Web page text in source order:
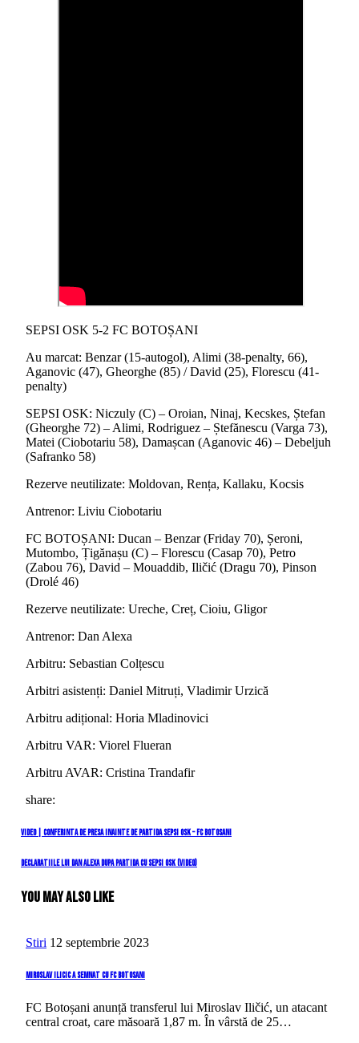
SEPSI OSK 5-2 FC BOTOȘANI
Au marcat: Benzar (15-autogol), Alimi (38-penalty, 66),
Aganovic (47), Gheorghe (85) / David (25), Florescu (41-
penalty)
SEPSI OSK: Niczuly (C) – Oroian, Ninaj, Kecskes, Ștefan
(Gheorghe 72) – Alimi, Rodriguez – Ștefănescu (Varga 73),
Matei (Ciobotariu 58), Damașcan (Aganovic 46) – Debeljuh
(Safranko 58)
Rezerve neutilizate: Moldovan, Rența, Kallaku, Kocsis
Antrenor: Liviu Ciobotariu
FC BOTOȘANI: Ducan – Benzar (Friday 70), Șeroni,
Mutombo, Țigănașu (C) – Florescu (Casap 70), Petro
(Zabou 76), David – Mouaddib, Iličić (Dragu 70), Pinson
(Drolé 46)
Rezerve neutilizate: Ureche, Creț, Cioiu, Gligor
Antrenor: Dan Alexa
Arbitru: Sebastian Colțescu
Arbitri asistenți: Daniel Mitruți, Vladimir Urzică
Arbitru adițional: Horia Mladinovici
Arbitru VAR: Viorel Flueran
Arbitru AVAR: Cristina Trandafir
share:
Navigare
în
Previous
VIDEO | Conferinta de presa inainte de partida SEPSI OSK – FC Botosani
Next
Declaratiile lui Dan Alexa dupa partida cu Sepsi OSK (video)
You May Also Like
Stiri 12 septembrie 2023
Miroslav Ilicic a semnat cu FC Botosani
FC Botoșani anunță transferul lui Miroslav Iličić, un atacant
central croat, care măsoară 1,87 m. În vârstă de 25…